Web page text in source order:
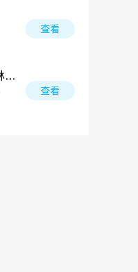
查看
鼹鼠同行之森林之家万圣节版
查看